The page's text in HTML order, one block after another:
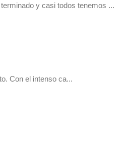
y casi todos tenemos ...
Con el intenso ca...